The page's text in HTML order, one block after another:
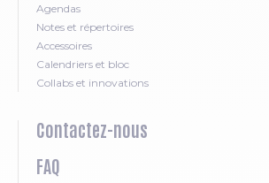
Agendas
Notes et répertoires
Accessoires
Calendriers et bloc
Collabs et innovations
Contactez-nous
FAQ